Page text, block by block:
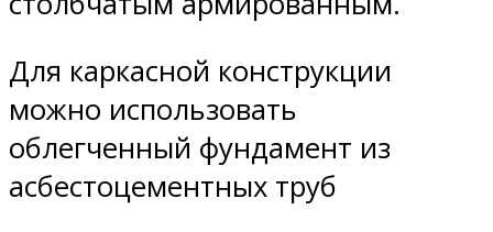
Для каркасной конструкции
можно использовать
облегченный фундамент из
асбестоцементных труб